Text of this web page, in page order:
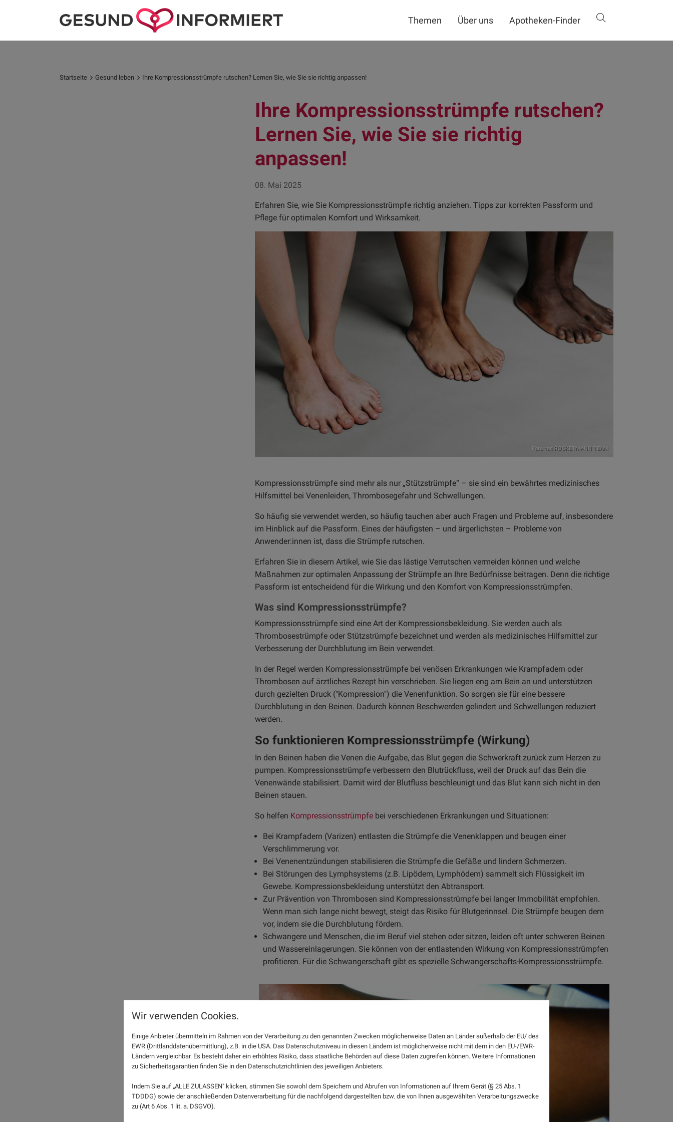
Themen Über uns Apotheken-Finder
Startseite Gesund leben Ihre Kompressionsstrümpfe rutschen? Lernen Sie, wie Sie sie richtig anpassen!
Ihre Kompressionsstrümpfe rutschen?
Lernen Sie, wie Sie sie richtig
anpassen!
08. Mai 2025
Erfahren Sie, wie Sie Kompressionsstrümpfe richtig anziehen. Tipps zur korrekten Passform und
Pflege für optimalen Komfort und Wirksamkeit.
Foto von ROCKETMANN TEAM
Kompressionsstrümpfe sind mehr als nur „Stützstrümpfe“ – sie sind ein bewährtes medizinisches
Hilfsmittel bei Venenleiden, Thrombosegefahr und Schwellungen.
So häufig sie verwendet werden, so häufig tauchen aber auch Fragen und Probleme auf, insbesondere
im Hinblick auf die Passform. Eines der häufigsten – und ärgerlichsten – Probleme von
Anwender:innen ist, dass die Strümpfe rutschen.
Erfahren Sie in diesem Artikel, wie Sie das lästige Verrutschen vermeiden können und welche
Maßnahmen zur optimalen Anpassung der Strümpfe an Ihre Bedürfnisse beitragen. Denn die richtige
Passform ist entscheidend für die Wirkung und den Komfort von Kompressionsstrümpfen.
Was sind Kompressionsstrümpfe?
Kompressionsstrümpfe sind eine Art der Kompressionsbekleidung. Sie werden auch als
Thrombosestrümpfe oder Stützstrümpfe bezeichnet und werden als medizinisches Hilfsmittel zur
Verbesserung der Durchblutung im Bein verwendet.
In der Regel werden Kompressionsstrümpfe bei venösen Erkrankungen wie Krampfadern oder
Thrombosen auf ärztliches Rezept hin verschrieben. Sie liegen eng am Bein an und unterstützen
durch gezielten Druck ("Kompression") die Venenfunktion. So sorgen sie für eine bessere
Durchblutung in den Beinen. Dadurch können Beschwerden gelindert und Schwellungen reduziert
werden.
So funktionieren Kompressionsstrümpfe (Wirkung)
In den Beinen haben die Venen die Aufgabe, das Blut gegen die Schwerkraft zurück zum Herzen zu
pumpen. Kompressionsstrümpfe verbessern den Blutrückfluss, weil der Druck auf das Bein die
Venenwände stabilisiert. Damit wird der Blutfluss beschleunigt und das Blut kann sich nicht in den
Beinen stauen.
So helfen Kompressionsstrümpfe bei verschiedenen Erkrankungen und Situationen:
Bei Krampfadern (Varizen) entlasten die Strümpfe die Venenklappen und beugen einer
Verschlimmerung vor.
Bei Venenentzündungen stabilisieren die Strümpfe die Gefäße und lindern Schmerzen.
Bei Störungen des Lymphsystems (z.B. Lipödem, Lymphödem) sammelt sich Flüssigkeit im
Gewebe. Kompressionsbekleidung unterstützt den Abtransport.
Zur Prävention von Thrombosen sind Kompressionsstrümpfe bei langer Immobilität empfohlen.
Wenn man sich lange nicht bewegt, steigt das Risiko für Blutgerinnsel. Die Strümpfe beugen dem
vor, indem sie die Durchblutung fördern.
Schwangere und Menschen, die im Beruf viel stehen oder sitzen, leiden oft unter schweren Beinen
und Wassereinlagerungen. Sie können von der entlastenden Wirkung von Kompressionsstrümpfen
profitieren. Für die Schwangerschaft gibt es spezielle Schwangerschafts-Kompressionsstrümpfe.
Wir verwenden Cookies.
Einige Anbieter übermitteln im Rahmen von der Verarbeitung zu den genannten Zwecken möglicherweise Daten an Länder außerhalb der EU/ des
EWR (Drittlanddatenübermittlung), z.B. in die USA. Das Datenschutzniveau in diesen Ländern ist möglicherweise nicht mit dem in den EU-/EWR-
Ländern vergleichbar. Es besteht daher ein erhöhtes Risiko, dass staatliche Behörden auf diese Daten zugreifen können. Weitere Informationen
zu Sicherheitsgarantien finden Sie in den Datenschutzrichtlinien des jeweiligen Anbieters.
Indem Sie auf „ALLE ZULASSEN" klicken, stimmen Sie sowohl dem Speichern und Abrufen von Informationen auf Ihrem Gerät (§ 25 Abs. 1
TDDDG) sowie der anschließenden Datenverarbeitung für die nachfolgend dargestellten bzw. die von Ihnen ausgewählten Verarbeitungszwecke
zu (Art 6 Abs. 1 lit. a. DSGVO).